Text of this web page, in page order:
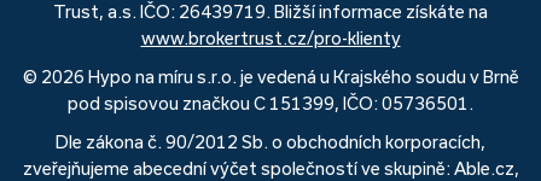
Trust, a.s. IČO: 26439719. Bližší informace získáte na
www.brokertrust.cz/pro-klienty
© 2026 Hypo na míru s.r.o. je vedená u Krajského soudu v Brně
pod spisovou značkou C 151399, IČO: 05736501.
Dle zákona č. 90/2012 Sb. o obchodních korporacích,
zveřejňujeme abecední výčet společností ve skupině: Able.cz,